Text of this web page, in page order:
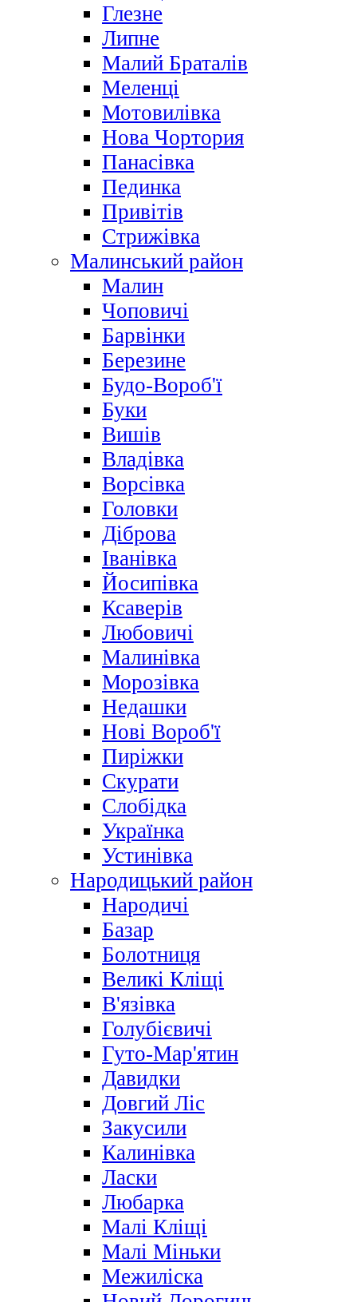
Глезне
Липне
Малий Браталів
Меленці
Мотовилівка
Нова Чортория
Панасівка
Пединка
Привітів
Стрижівка
Малинський район
Малин
Чоповичі
Барвінки
Березине
Будо-Вороб'ї
Буки
Вишів
Владівка
Ворсівка
Головки
Діброва
Іванівка
Йосипівка
Ксаверів
Любовичі
Малинівка
Морозівка
Недашки
Нові Вороб'ї
Пиріжки
Скурати
Слобідка
Українка
Устинівка
Народицький район
Народичі
Базар
Болотниця
Великі Кліщі
В'язівка
Голубієвичі
Гуто-Мар'ятин
Давидки
Довгий Ліс
Закусили
Калинівка
Ласки
Любарка
Малі Кліщі
Малі Міньки
Межиліска